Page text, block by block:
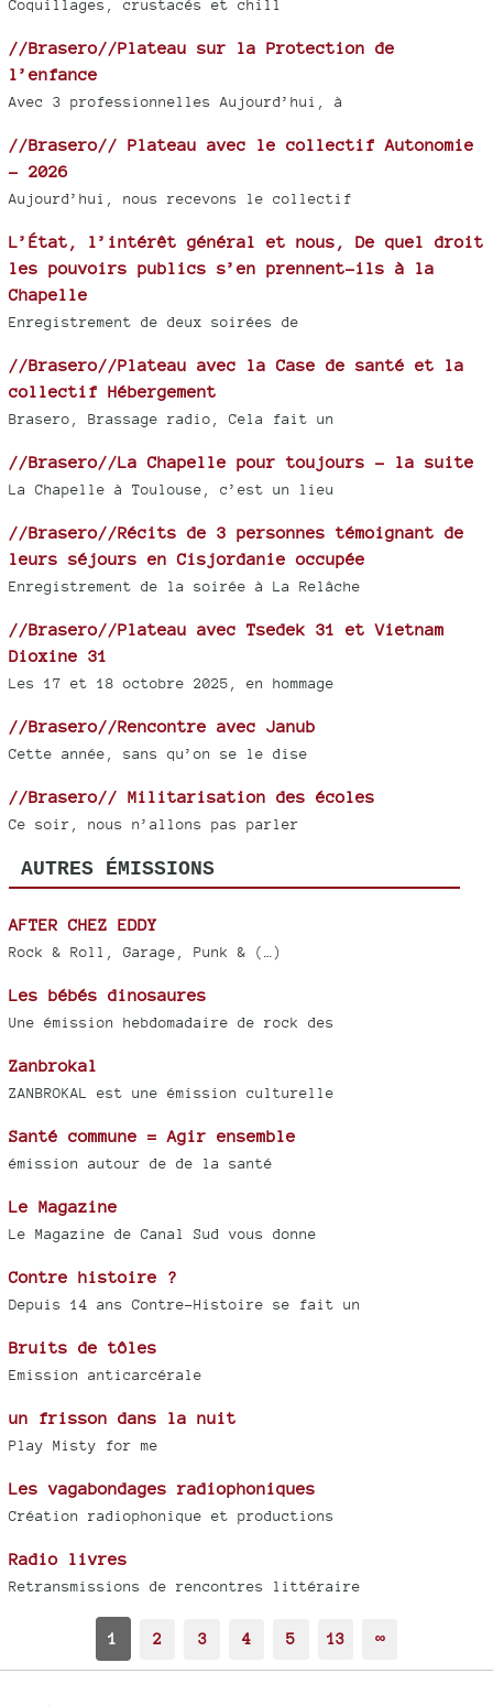
Coquillages, crustacés et chill
//Brasero//Plateau sur la Protection de
l’enfance
Avec 3 professionnelles Aujourd’hui, à
//Brasero// Plateau avec le collectif Autonomie
- 2026
Aujourd’hui, nous recevons le collectif
L’État, l’intérêt général et nous, De quel droit
les pouvoirs publics s’en prennent-ils à la
Chapelle
Enregistrement de deux soirées de
//Brasero//Plateau avec la Case de santé et la
collectif Hébergement
Brasero, Brassage radio, Cela fait un
//Brasero//La Chapelle pour toujours - la suite
La Chapelle à Toulouse, c’est un lieu
//Brasero//Récits de 3 personnes témoignant de
leurs séjours en Cisjordanie occupée
Enregistrement de la soirée à La Relâche
//Brasero//Plateau avec Tsedek 31 et Vietnam
Dioxine 31
Les 17 et 18 octobre 2025, en hommage
//Brasero//Rencontre avec Janub
Cette année, sans qu’on se le dise
//Brasero// Militarisation des écoles
Ce soir, nous n’allons pas parler
AUTRES ÉMISSIONS
AFTER CHEZ EDDY
Rock & Roll, Garage, Punk & (…)
Les bébés dinosaures
Une émission hebdomadaire de rock des
Zanbrokal
ZANBROKAL est une émission culturelle
Santé commune = Agir ensemble
émission autour de de la santé
Le Magazine
Le Magazine de Canal Sud vous donne
Contre histoire ?
Depuis 14 ans Contre-Histoire se fait un
Bruits de tôles
Emission anticarcérale
un frisson dans la nuit
Play Misty for me
Les vagabondages radiophoniques
Création radiophonique et productions
Radio livres
Retransmissions de rencontres littéraire
1 2 3 4 5 13 ∞